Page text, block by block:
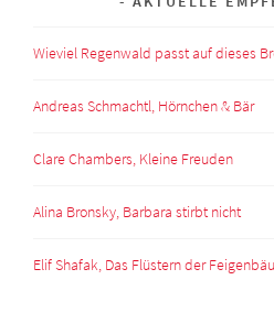
Wieviel Regenwald passt auf dieses
Andreas Schmachtl, Hörnchen & Bär
Clare Chambers, Kleine Freuden
Alina Bronsky, Barbara stirbt nicht
Elif Shafak, Das Flüstern der